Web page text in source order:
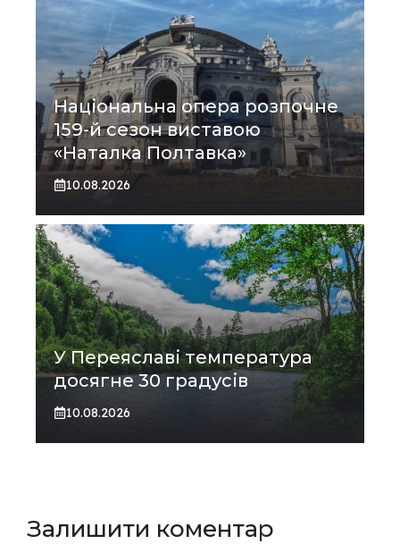
Національна опера розпочне
159-й сезон виставою
«Наталка Полтавка»
10.08.2026
У Переяславі температура
досягне 30 градусів
10.08.2026
Залишити коментар